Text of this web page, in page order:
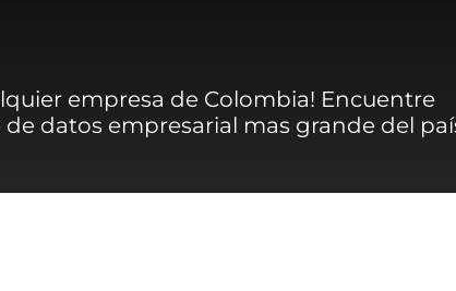
empresa de Colombia! Encuentre
datos empresarial mas grande del